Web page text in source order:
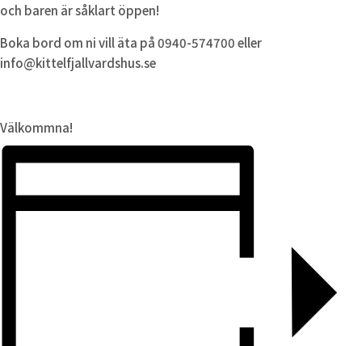
och baren är såklart öppen!
Boka bord om ni vill äta på 0940-574700 eller
info@kittelfjallvardshus.se
Välkommna!